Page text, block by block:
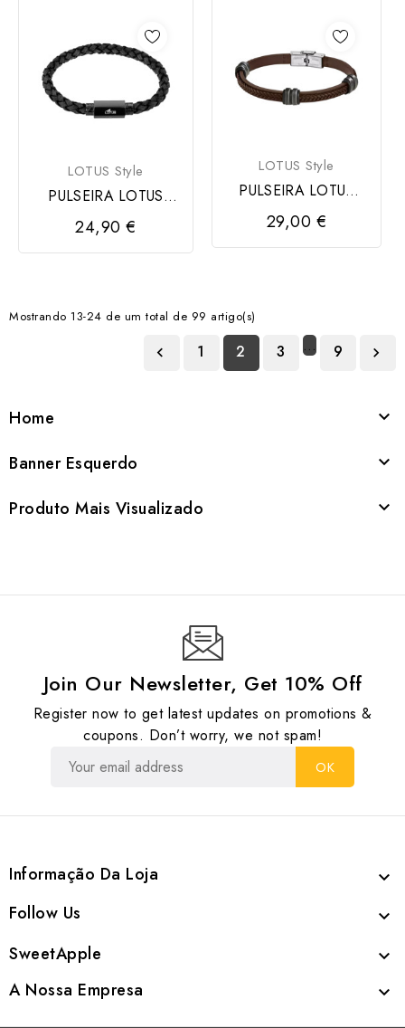
LOTUS Style
PULSEIRA LOTUS
STYLE URBAN MAN
24,90 €
LOTUS Style
PULSEIRA LOTUS
STYLE URBAN MAN
29,00 €
Mostrando 13-24 de um total de 99 artigo(s)
 1 2 3 … 9 
Home 
Banner Esquerdo 
Produto Mais Visualizado 
Join Our Newsletter, Get 10% Off
Register now to get latest updates on promotions &
coupons. Don’t worry, we not spam!
Informação Da Loja 
Follow Us 
SweetApple 
A Nossa Empresa 